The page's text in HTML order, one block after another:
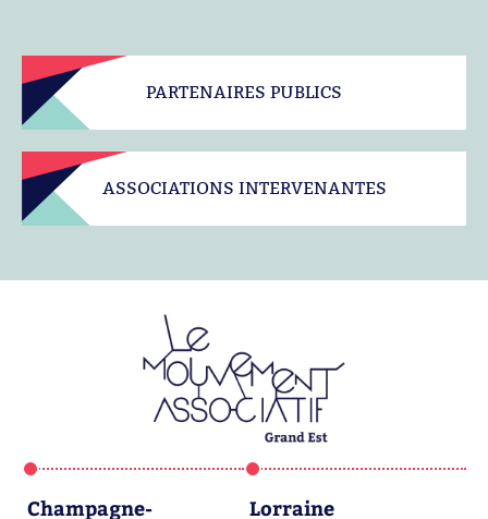
PARTENAIRES PUBLICS
ASSOCIATIONS INTERVENANTES
Champagne- Lorraine